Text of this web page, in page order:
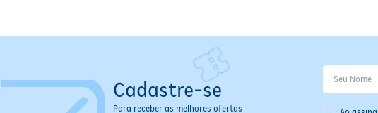
Cadastre-se
Para receber as melhores ofertas